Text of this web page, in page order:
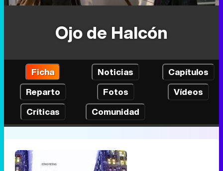
Ojo de Halcón
Ficha Noticias
Capítulos
Reparto
Fotos
Vídeos
Críticas
Comunidad